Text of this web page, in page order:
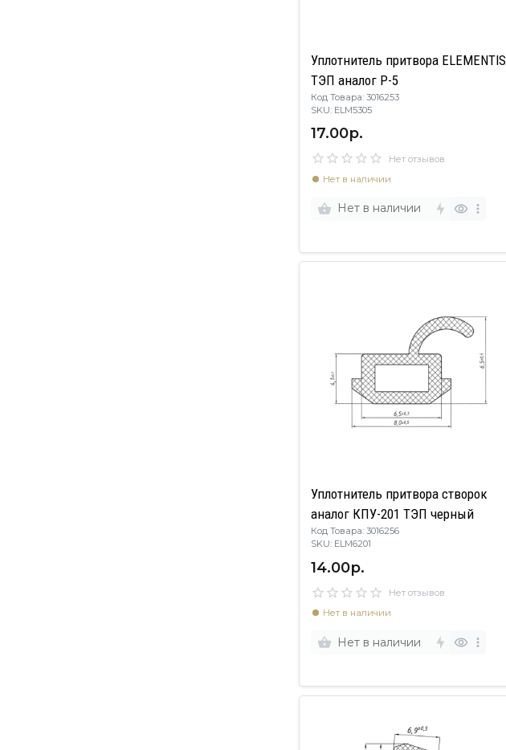
Уплотнитель притвора ELEMENTIS
ТЭП аналог Р-5
Код Товара: 3016253
SKU: ELM5305
17.00р.
Нет отзывов
Нет в наличии
Нет в наличии
Уплотнитель притвора створок
аналог КПУ-201 ТЭП черный
Код Товара: 3016256
SKU: ELM6201
14.00р.
Нет отзывов
Нет в наличии
Нет в наличии